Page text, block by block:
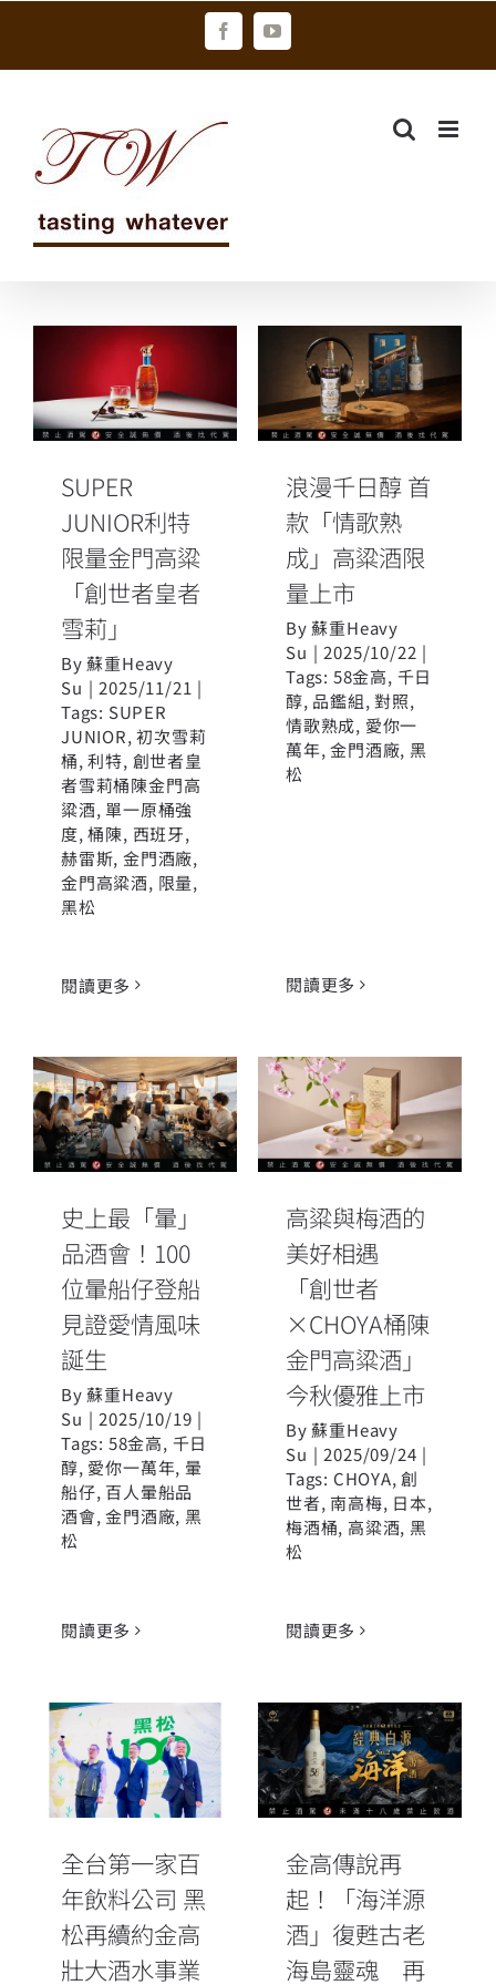
FacebookYouTube
SUPER
JUNIOR利特
限量金門高粱
「創世者皇者
雪莉」
SUPER
JUNIOR利特
限量金門高粱
「創世者皇者
雪莉」
By蘇重Heavy
Su | 2025/11/21 |
Tags: SUPER
JUNIOR,初次雪莉
桶,利特, 創世者皇
者雪莉桶陳金門高
粱酒,單一原桶強
度,桶陳, 西班牙,
赫雷斯,金門酒廠,
金門高粱酒, 限量,
黑松
閱讀更多
浪漫千日醇 首
款「情歌熟
成」高粱酒限
浪漫千日醇 首
款「情歌熟
成」高粱酒限
量上市
By蘇重Heavy
Su | 2025/10/22 |
Tags: 58金高, 千日
醇, 品鑑組,對照,
情歌熟成, 愛你一
萬年,金門酒廠, 黑
松
閱讀更多
史上最「暈」
品酒會！100位
暈船仔登船見
證愛情風味誕
生
史上最「暈」
品酒會！100
位暈船仔登船
見證愛情風味
誕生
By蘇重Heavy
Su | 2025/10/19 |
Tags: 58金高, 千日
醇, 愛你一萬年, 暈
船仔, 百人暈船品
酒會,金門酒廠, 黑
松
閱讀更多
高粱與梅酒的
美好相遇
「創世者
×CHOYA桶陳
今秋優雅上市
高粱與梅酒的
美好相遇
「創世者
×CHOYA桶陳
金門高粱酒」
今秋優雅上市
By蘇重Heavy
Su | 2025/09/24 |
Tags: CHOYA,創
世者, 南高梅, 日本,
梅酒桶, 高粱酒, 黑
松
閱讀更多
全台第一家百
年飲料公司 黑
松再續約金高
全台第一家百
年飲料公司 黑
松再續約金高
壯大酒水事業
金高傳說再
起！「海洋源
酒」復甦古老
海島靈魂 再
現失傳風味
金高傳說再
起！「海洋源
酒」復甦古老
海島靈魂 再